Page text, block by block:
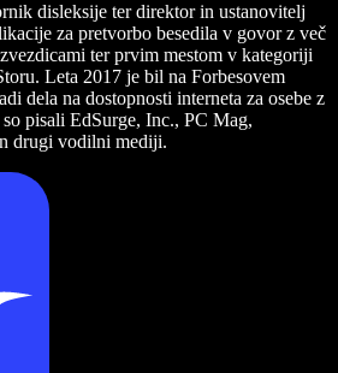
disleksije ter direktor in ustanovitelj
za pretvorbo besedila v govor z več
ter prvim mestom v kategoriji
Leta 2017 je bil na Forbesovem
dela na dostopnosti interneta za osebe z
pisali EdSurge, Inc., PC Mag,
drugi vodilni mediji.